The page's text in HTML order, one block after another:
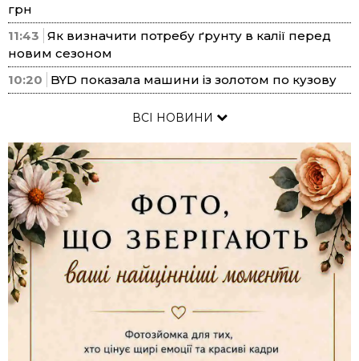
грн
11:43 Як визначити потребу ґрунту в калії перед
новим сезоном
10:20
BYD показала машини із золотом по кузову
ВСІ НОВИНИ